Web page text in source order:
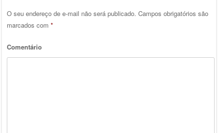
O seu endereço de e-mail não será publicado. Campos obrigatórios são
marcados com *
Comentário